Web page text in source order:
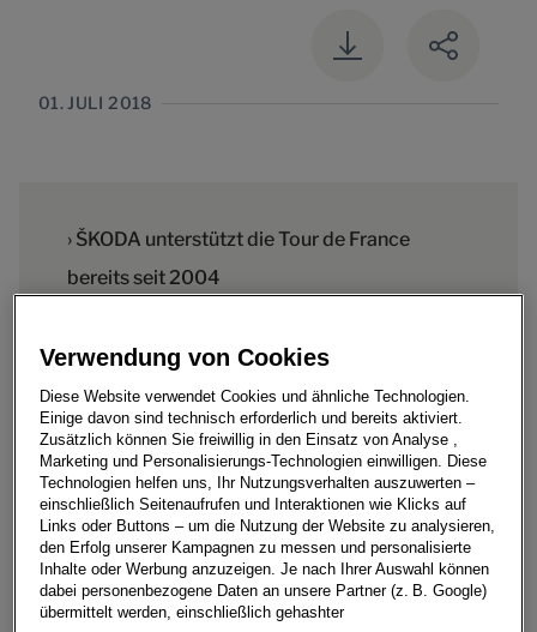
01. JULI 2018
› ŠKODA unterstützt die Tour de France
bereits seit 2004
den ŠKODA SUPERB, das Flaggschiff der
Marke, als mobile Schaltzentrale
› ŠKODA sponsert erneut das Grüne Trikot für
den besten Sprinter
ŠKODA AUTO setzt bei der diesjährigen Tour de France
Verwendung von Cookies
Diese Website verwendet Cookies und ähnliche Technologien.
Einige davon sind technisch erforderlich und bereits aktiviert.
Zusätzlich können Sie freiwillig in den Einsatz von Analyse ,
Marketing und Personalisierungs-Technologien einwilligen. Diese
Technologien helfen uns, Ihr Nutzungsverhalten auszuwerten –
einschließlich Seitenaufrufen und Interaktionen wie Klicks auf
Links oder Buttons – um die Nutzung der Website zu analysieren,
den Erfolg unserer Kampagnen zu messen und personalisierte
Inhalte oder Werbung anzuzeigen. Je nach Ihrer Auswahl können
dabei personenbezogene Daten an unsere Partner (z. B. Google)
übermittelt werden, einschließlich gehashter